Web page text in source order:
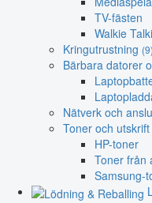
TV-fästen
Walkie
Kringutrustning (9)
Bärbara datorer
Nätverk och
Toner och utskrift
HP-toner
Toner från
Samsung-